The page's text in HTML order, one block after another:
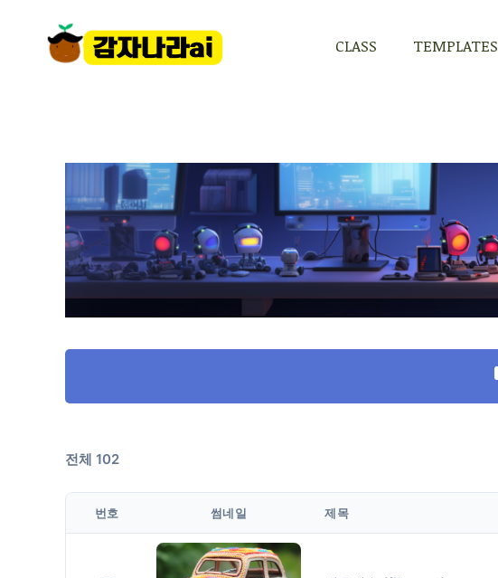
CLASS TEMPLATES
전체 102
번호 썸네일 제목